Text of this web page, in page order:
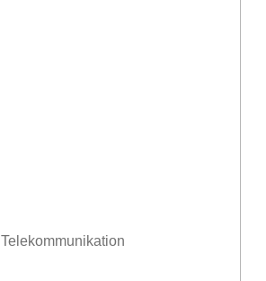
Telekommunikation